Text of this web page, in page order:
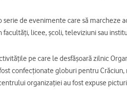
serie de evenimente care să marcheze
facultăţi, licee, şcoli, televiziuni sau
pe care le desfăşoară zilnic
confecţionate globuri pentru
organizaţiei au fost expuse